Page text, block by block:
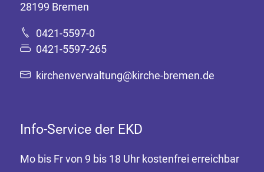
28199 Bremen
0421-5597-0
0421-5597-265
kirchenverwaltung@kirche-bremen.de
Info-Service der EKD
Mo bis Fr von 9 bis 18 Uhr kostenfrei erreichbar